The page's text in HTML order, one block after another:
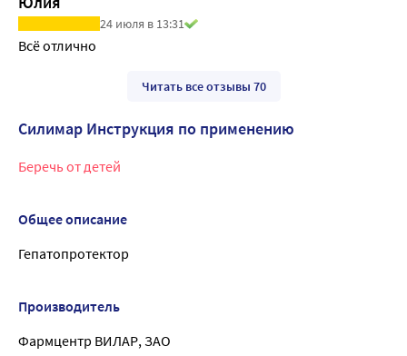
24 июля в 13:31
Всё отлично
Читать все отзывы 70
Силимар Инструкция по применению
Беречь от детей
Общее описание
Гепатопротектор
Производитель
Фармцентр ВИЛАР, ЗАО